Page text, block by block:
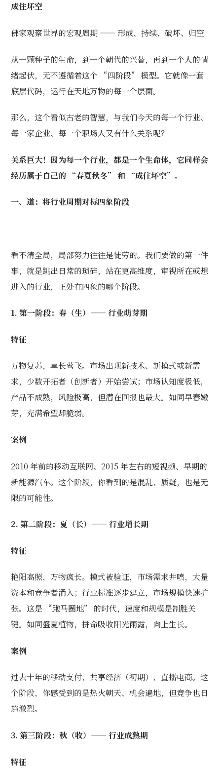
成住坏空
佛家观察世界的宏观周期 —— 形成、持续、破坏、归空
从一颗种子的生命，到一个朝代的兴替，再到一个人的情
绪起伏，无不遵循着这个 “四阶段” 模型。它就像一套
底层代码，运行在天地万物的每一个层面。
那么，这个看似古老的智慧，与我们今天的每一个行业、
每一家企业、每一个职场人又有什么关系呢？
关系巨大！因为每一个行业，都是一个生命体，它同样会
经历属于自己的 “春夏秋冬” 和 “成住坏空”。
一、道：将行业周期对标四象阶段
看不清全局，局部努力往往是徒劳的。我们要做的第一件
事，就是跳出日常的琐碎，站在更高维度，审视所在或想
进入的行业，正处在四象的哪个阶段。
1. 第一阶段：春（生）—— 行业萌芽期
特征
万物复苏，草长莺飞。市场出现新技术、新模式或新需
求，少数开拓者（创新者）开始尝试；市场认知度极低，
产品不成熟，风险极高，但潜在回报也最大。如同早春嫩
芽，充满希望却脆弱。
案例
2010 年前的移动互联网、2015 年左右的短视频、早期的
新能源汽车。这个阶段，你看到的是混乱、质疑，也是无
限的可能性。
2. 第二阶段：夏（长）—— 行业增长期
特征
艳阳高照，万物疯长。模式被验证，市场需求井喷，大量
资本和竞争者涌入；行业标准逐步建立，市场规模快速扩
张。这是 “跑马圈地” 的时代，速度和规模是制胜关
键。如同盛夏植物，拼命吸收阳光雨露，向上生长。
案例
过去十年的移动支付、共享经济（初期）、直播电商。这
个阶段，你感受到的是热火朝天、机会遍地，但竞争也日
趋激烈。
3. 第三阶段：秋（收）—— 行业成熟期
特征